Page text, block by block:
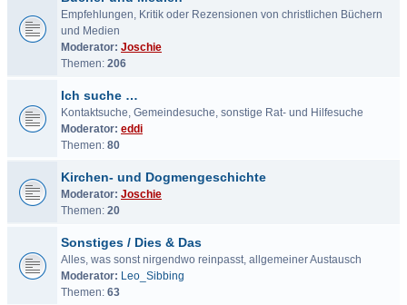
Empfehlungen, Kritik oder Rezensionen von christlichen Büchern
und Medien
Moderator: Joschie
Themen: 206
Ich suche …
Kontaktsuche, Gemeindesuche, sonstige Rat- und Hilfesuche
Moderator: eddi
Themen: 80
Kirchen- und Dogmengeschichte
Moderator: Joschie
Themen: 20
Sonstiges / Dies & Das
Alles, was sonst nirgendwo reinpasst, allgemeiner Austausch
Moderator: Leo_Sibbing
Themen: 63